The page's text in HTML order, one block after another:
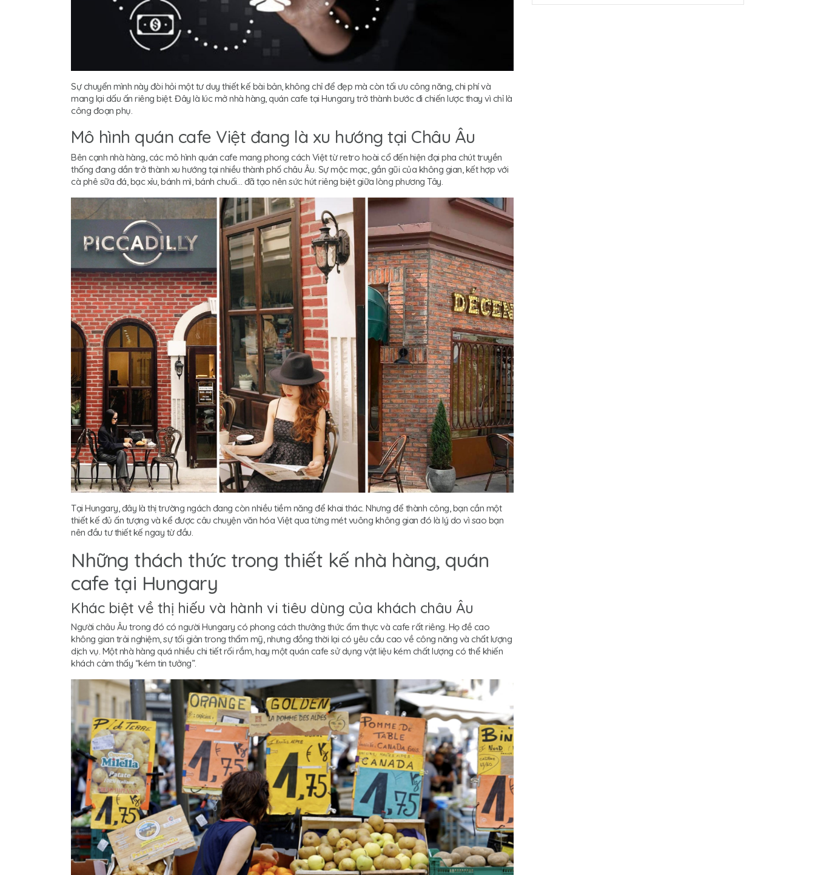
Sự chuyển mình này đòi hỏi một tư duy thiết kế bài bản, không chỉ để đẹp mà còn tối ưu công năng, chi phí và
mang lại dấu ấn riêng biệt. Đây là lúc mở nhà hàng, quán cafe tại Hungary trở thành bước đi chiến lược thay vì chỉ là
công đoạn phụ.
Mô hình quán cafe Việt đang là xu hướng tại Châu Âu
Bên cạnh nhà hàng, các mô hình quán cafe mang phong cách Việt từ retro hoài cổ đến hiện đại pha chút truyền
thống đang dần trở thành xu hướng tại nhiều thành phố châu Âu. Sự mộc mạc, gần gũi của không gian, kết hợp với
cà phê sữa đá, bạc xỉu, bánh mì, bánh chuối… đã tạo nên sức hút riêng biệt giữa lòng phương Tây.
Tại Hungary, đây là thị trường ngách đang còn nhiều tiềm năng để khai thác. Nhưng để thành công, bạn cần một
thiết kế đủ ấn tượng và kể được câu chuyện văn hóa Việt qua từng mét vuông không gian đó là lý do vì sao bạn
nên đầu tư thiết kế ngay từ đầu.
Những thách thức trong thiết kế nhà hàng, quán
cafe tại Hungary
Khác biệt về thị hiếu và hành vi tiêu dùng của khách châu Âu
Người châu Âu trong đó có người Hungary có phong cách thưởng thức ẩm thực và cafe rất riêng. Họ đề cao
không gian trải nghiệm, sự tối giản trong thẩm mỹ, nhưng đồng thời lại có yêu cầu cao về công năng và chất lượng
dịch vụ. Một nhà hàng quá nhiều chi tiết rối rắm, hay một quán cafe sử dụng vật liệu kém chất lượng có thể khiến
khách cảm thấy “kém tin tưởng”.